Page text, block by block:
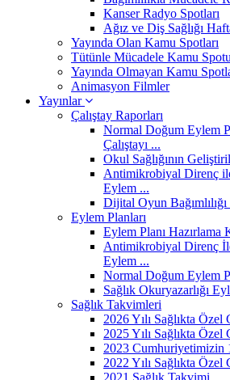
Kanser Radyo Spotları
Ağız ve Diş Sağlığı
Yayında Olan Kamu Spotları
Tütünle Mücadele Kamu Spotu
Yayında Olmayan Kamu
Animasyon Filmler
Yayınlar
Çalıştay Raporları
Normal Doğum Eylem
Çalıştayı ...
Okul Sağlığının
Antimikrobiyal Direnç
Eylem ...
Dijital Oyun
Eylem Planları
Eylem Planı Hazırlama
Antimikrobiyal Direnç
Eylem ...
Normal Doğum Eylem
Sağlık Okuryazarlığı
Sağlık Takvimleri
2026 Yılı Sağlıkta
2025 Yılı Sağlıkta
2023 Cumhuriyetimizin
2022 Yılı Sağlıkta